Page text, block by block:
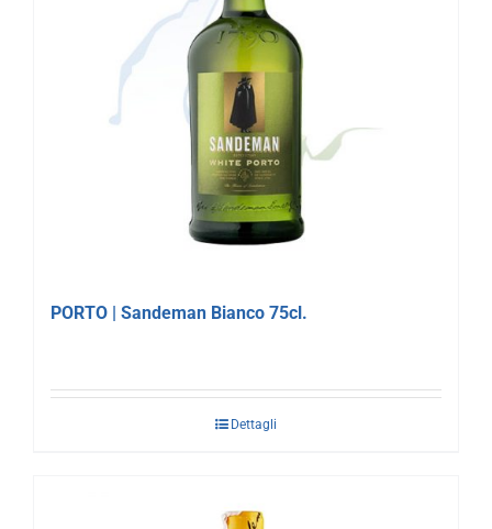
PORTO | Sandeman Bianco 75cl.
Dettagli